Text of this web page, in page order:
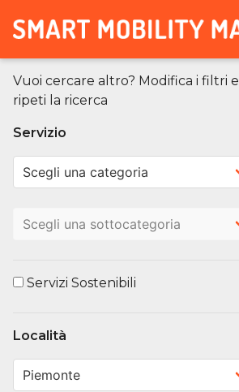
Vuoi cercare altro? Modifica i filtri e
ripeti la ricerca
Servizio
Servizi Sostenibili
Località